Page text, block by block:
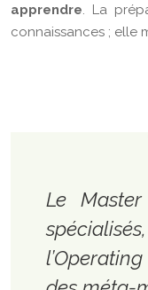
apprendre. La
connaissances ; elle
Le